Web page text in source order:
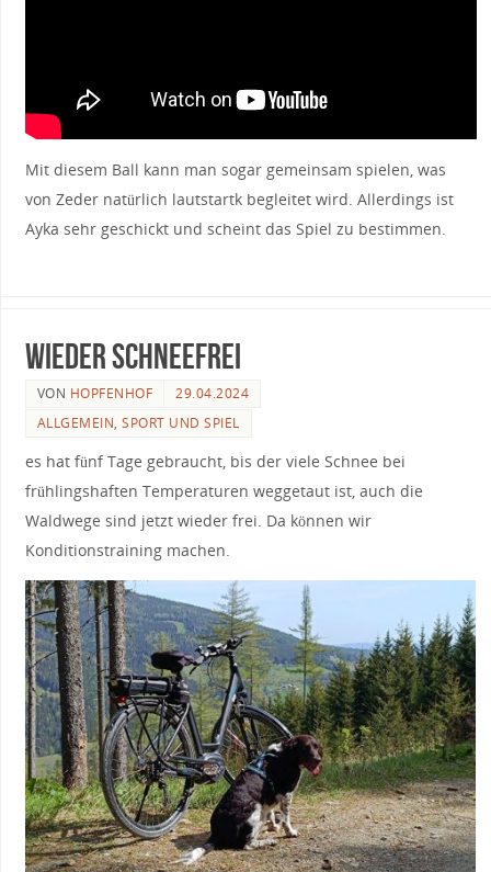
Wenn uns Fahrzeuge , Radfahrer oder Wanderer begegnen
nehmen wir alles ganz entspannt, die meiste Zeit läuft Ayka
Mit diesem Ball kann man sogar gemeinsam spielen, was
von Zeder natürlich lautstartk begleitet wird. Allerdings ist
Ayka sehr geschickt und scheint das Spiel zu bestimmen.
wieder schneefrei
VON HOPFENHOF
29.04.2024
ALLGEMEIN,SPORT UND SPIEL
es hat fünf Tage gebraucht, bis der viele Schnee bei
frühlingshaften Temperaturen weggetaut ist, auch die
Waldwege sind jetzt wieder frei. Da können wir
Konditionstraining machen.